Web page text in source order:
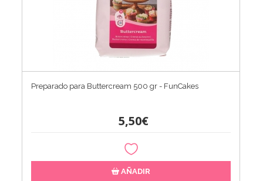
Preparado para Buttercream 500 gr - FunCakes
5,50€
AÑADIR